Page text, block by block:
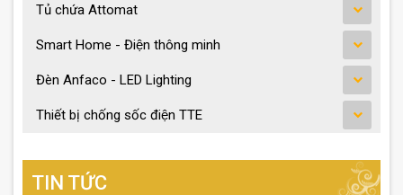
Tủ chứa Attomat
Smart Home - Điện thông minh
Đèn Anfaco - LED Lighting
Thiết bị chống sốc điện TTE
TIN TỨC